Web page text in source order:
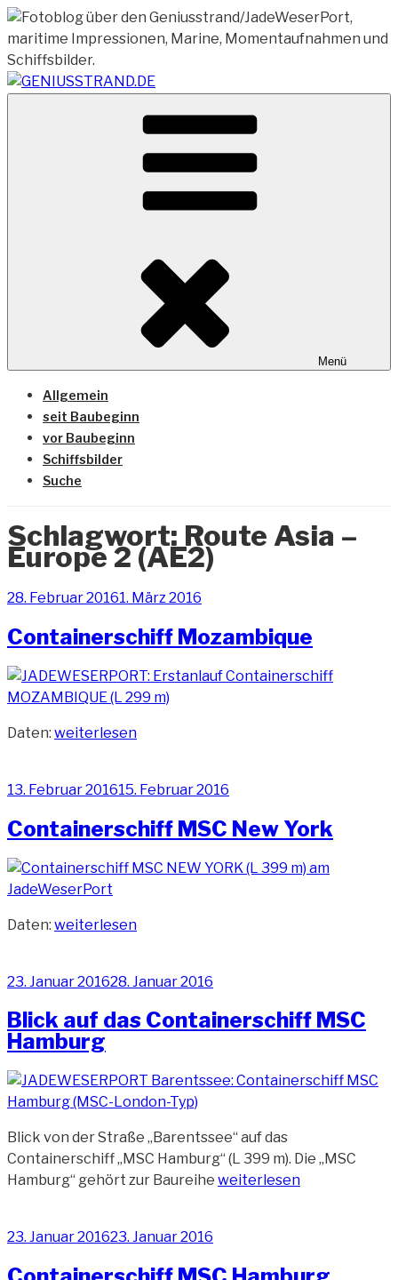
Zum
Inhalt
springen
GENIUSSTRAND.DE
Vom Geniusstrand zum JadeWeserPort/Container
Terminal Wilhelmshaven
Menü
Allgemein
seit Baubeginn
vor Baubeginn
Schiffsbilder
Suche
Schlagwort: Route Asia –
Europe 2 (AE2)
Veröffentlicht
28. Februar 20161. März 2016
Containerschiff Mozambique
Daten: „Containerschiff
weiterlesen
Veröffentlicht
13. Februar 201615. Februar 2016
Containerschiff MSC New York
Daten: „Containerschiff
York“
weiterlesen
Veröffentlicht
23. Januar 201628. Januar 2016
Blick auf das Containerschiff MSC
Hamburg
Blick von der Straße „Barentssee“ auf das
Containerschiff „MSC Hamburg“ (L 399 m). Die „MSC
Hamburg“ gehört zur Baureihe „Blick
MSC
weiterlesen
Veröffentlicht
23. Januar 201623. Januar 2016